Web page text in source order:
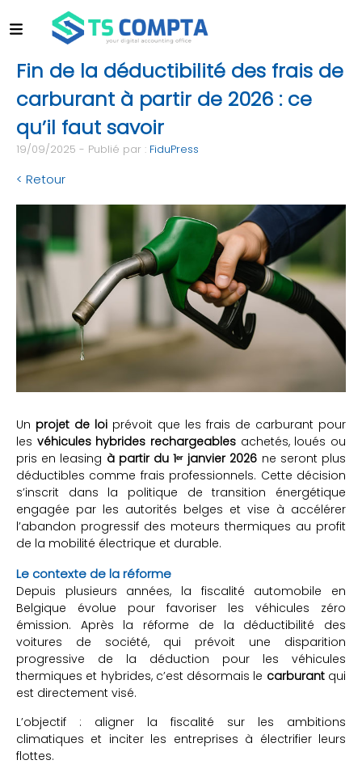
Fin de la déductibilité des frais de
carburant à partir de 2026 : ce
qu’il faut savoir
19/09/2025 - Publié par : FiduPress
< Retour
Un projet de loi prévoit que les frais de carburant pour
les véhicules hybrides rechargeables achetés, loués ou
pris en leasing à partir du 1ᵉʳ janvier 2026 ne seront plus
déductibles comme frais professionnels. Cette décision
s’inscrit dans la politique de transition énergétique
engagée par les autorités belges et vise à accélérer
l’abandon progressif des moteurs thermiques au profit
de la mobilité électrique et durable.
Le contexte de la réforme
Depuis plusieurs années, la fiscalité automobile en
Belgique évolue pour favoriser les véhicules zéro
émission. Après la réforme de la déductibilité des
voitures de société, qui prévoit une disparition
progressive de la déduction pour les véhicules
thermiques et hybrides, c’est désormais le carburantqui
est directement visé.
L’objectif : aligner la fiscalité sur les ambitions
climatiques et inciter les entreprises à électrifier leurs
flottes.